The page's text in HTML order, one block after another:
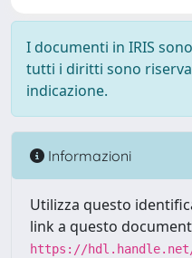
I documenti in IRIS
tutti i diritti sono
indicazione.
Informazioni
Utilizza questo
link a questo
https://hdl.handle.net/